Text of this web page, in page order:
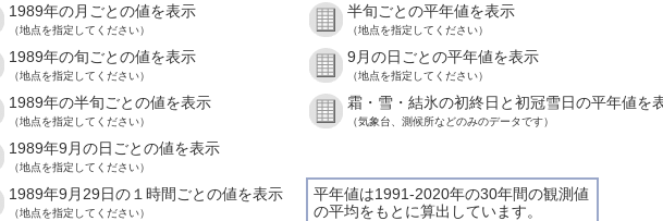
1989年の月ごとの値を表示
（地点を指定してください）
半旬ごとの平年値を表示
（地点を指定してください）
1989年の旬ごとの値を表示
（地点を指定してください）
9月の日ごとの平年値を表示
（地点を指定してください）
1989年の半旬ごとの値を表示
（地点を指定してください）
霜・雪・結氷の初終日と初冠雪日の平年値を
（気象台、測候所などのみのデータです）
1989年9月の日ごとの値を表示
（地点を指定してください）
平年値は1991-2020年の30年間の観測値
の平均をもとに算出しています。
1989年9月29日の１時間ごとの値を表示
（地点を指定してください）